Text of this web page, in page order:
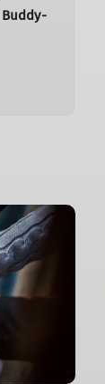
Buddy-